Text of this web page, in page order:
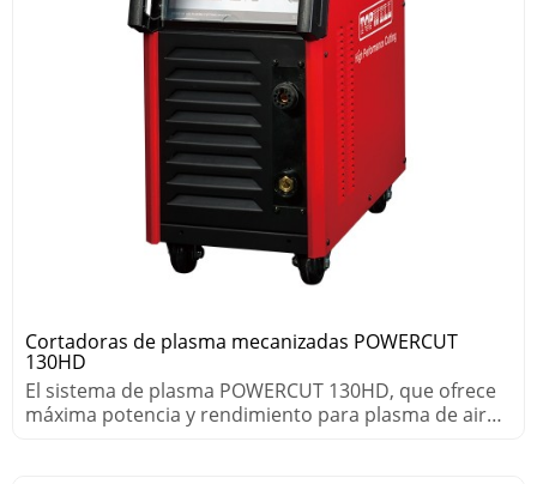
Cortadoras de plasma mecanizadas POWERCUT
130HD
El sistema de plasma POWERCUT 130HD, que ofrece
máxima potencia y rendimiento para plasma de aire,